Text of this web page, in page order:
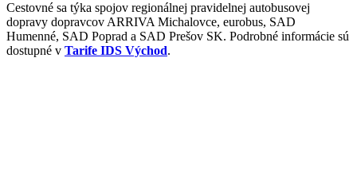
Cestovné sa týka spojov regionálnej pravidelnej autobusovej
dopravy dopravcov ARRIVA Michalovce, eurobus, SAD
Humenné, SAD Poprad a SAD Prešov SK. Podrobné informácie sú
dostupné v Tarife IDS Východ.